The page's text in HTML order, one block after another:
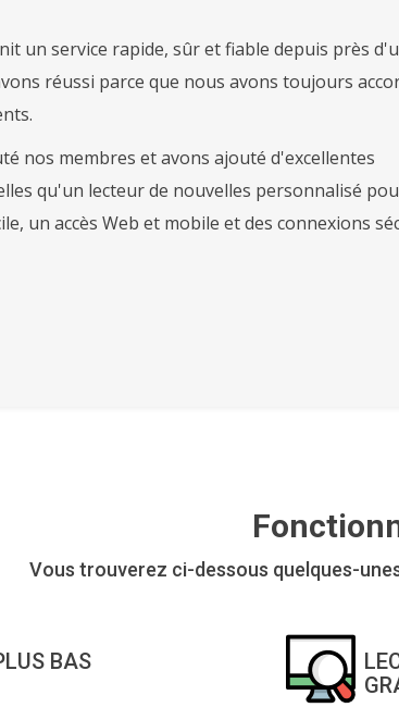
un service rapide, sûr et fiable depuis près
réussi parce que nous avons toujours
nos membres et avons ajouté d'excellentes
qu'un lecteur de nouvelles personnalisé
un accès Web et mobile et des connexions
Vous trouverez ci-dessous quelques-
BAS